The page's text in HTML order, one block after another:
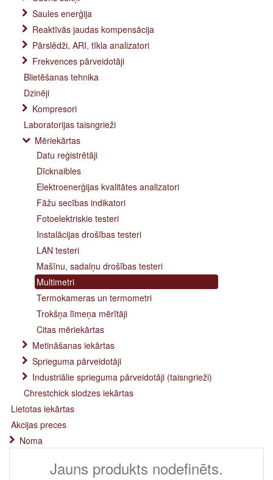
Saules enerģija
Reaktīvās jaudas kompensācija
Pārslēdži, ARI, tīkla analizatori
Frekvences pārveidotāji
Blietēšanas tehnika
Dzinēji
Kompresori
Laboratorijas taisngrieži
Mēriekārtas
Datu reģistrētāji
Dīcknaibles
Elektroenerģijas kvalitātes analizatori
Fāžu secības indikatori
Fotoelektriskie testeri
Instalācijas drošības testeri
LAN testeri
Mašīnu, sadalņu drošības testeri
Multimetri
Termokameras un termometri
Trokšņa līmeņa mērītāji
Citas mēriekārtas
Metināšanas iekārtas
Sprieguma pārveidotāji
Industriālie sprieguma pārveidotāji (taisngrieži)
Chrestchick slodzes iekārtas
Lietotas iekārtas
Akcijas preces
Noma
Jauns produkts nodefinēts.